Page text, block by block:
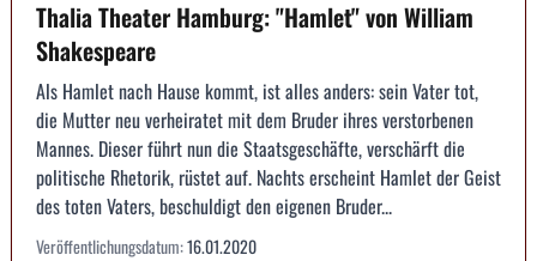
Thalia Theater Hamburg: "Hamlet" von William
Shakespeare
Als Hamlet nach Hause kommt, ist alles anders: sein Vater tot,
die Mutter neu verheiratet mit dem Bruder ihres verstorbenen
Mannes. Dieser führt nun die Staatsgeschäfte, verschärft die
politische Rhetorik, rüstet auf. Nachts erscheint Hamlet der Geist
des toten Vaters, beschuldigt den eigenen Bruder...
Veröffentlichungsdatum:16.01.2020